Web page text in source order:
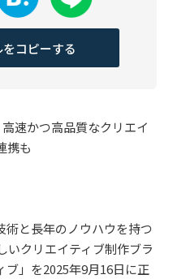
コピーする
高速かつ高品質なクリエイ
携も
術と長年のノウハウを持つ
いクリエイティブ制作ブラ
ブ」を2025年9月16日に正